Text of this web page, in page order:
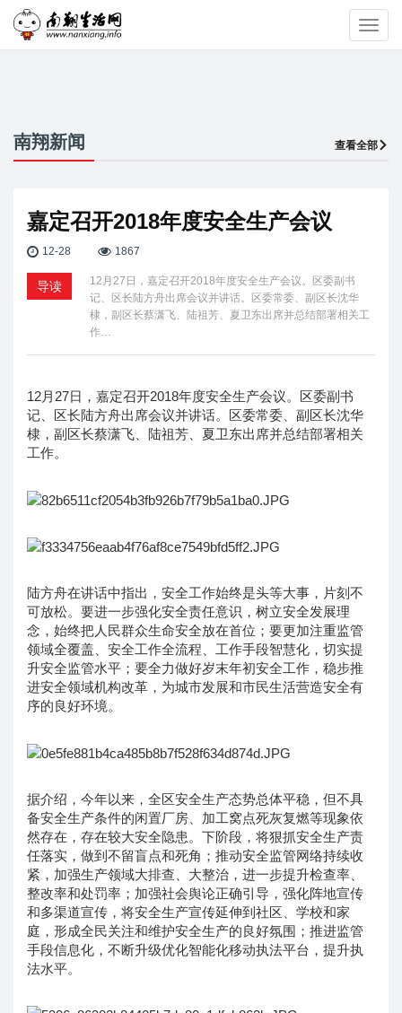
南翔新闻 查看全部
嘉定召开2018年度安全生产会议
12-28 1867
导读
12月27日，嘉定召开2018年度安全生产会议。区委副书
记、区长陆方舟出席会议并讲话。区委常委、副区长沈华
棣，副区长蔡潇飞、陆祖芳、夏卫东出席并总结部署相关工
作…
12月27日，嘉定召开2018年度安全生产会议。区委副书
记、区长陆方舟出席会议并讲话。区委常委、副区长沈华
棣，副区长蔡潇飞、陆祖芳、夏卫东出席并总结部署相关
工作。
陆方舟在讲话中指出，安全工作始终是头等大事，片刻不
可放松。要进一步强化安全责任意识，树立安全发展理
念，始终把人民群众生命安全放在首位；要更加注重监管
领域全覆盖、安全工作全流程、工作手段智慧化，切实提
升安全监管水平；要全力做好岁末年初安全工作，稳步推
进安全领域机构改革，为城市发展和市民生活营造安全有
序的良好环境。
据介绍，今年以来，全区安全生产态势总体平稳，但不具
备安全生产条件的闲置厂房、加工窝点死灰复燃等现象依
然存在，存在较大安全隐患。下阶段，将狠抓安全生产责
任落实，做到不留盲点和死角；推动安全监管网络持续收
紧，加强生产领域大排查、大整治，进一步提升检查率、
整改率和处罚率；加强社会舆论正确引导，强化阵地宣传
和多渠道宣传，将安全生产宣传延伸到社区、学校和家
庭，形成全民关注和维护安全生产的良好氛围；推进监管
手段信息化，不断升级优化智能化移动执法平台，提升执
法水平。